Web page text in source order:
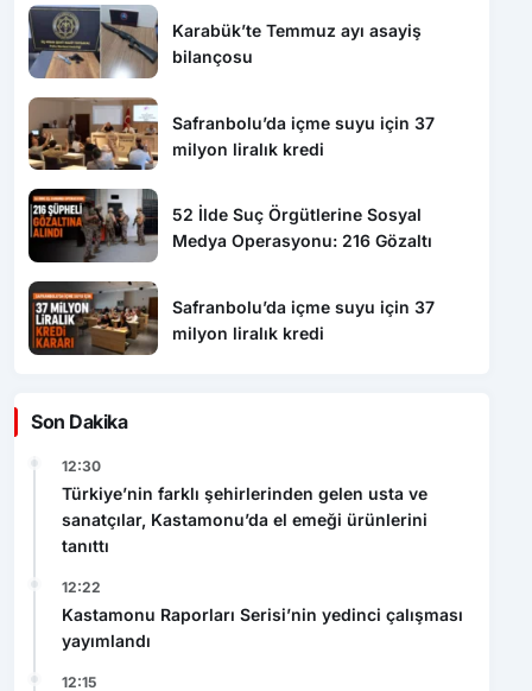
Karabük’te Temmuz ayı asayiş
bilançosu
Safranbolu’da içme suyu için 37
milyon liralık kredi
52 İlde Suç Örgütlerine Sosyal
Medya Operasyonu: 216 Gözaltı
Safranbolu’da içme suyu için 37
milyon liralık kredi
Son Dakika
12:30
Türkiye’nin farklı şehirlerinden gelen usta ve
sanatçılar, Kastamonu’da el emeği ürünlerini
tanıttı
12:22
Kastamonu Raporları Serisi’nin yedinci çalışması
yayımlandı
12:15